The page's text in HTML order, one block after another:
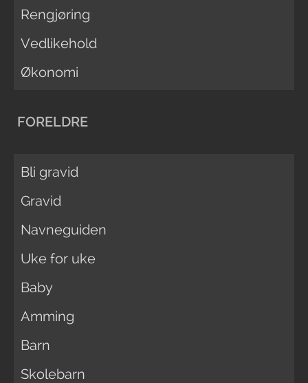
Rengjøring
Vedlikehold
Økonomi
FORELDRE
Bli gravid
Gravid
Navneguiden
Uke for uke
Baby
Amming
Barn
Skolebarn